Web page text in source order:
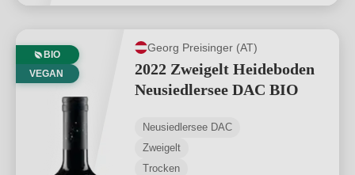
BIO
VEGAN
Georg Preisinger (AT)
2022 Zweigelt Heideboden
Neusiedlersee DAC BIO
Neusiedlersee DAC
Zweigelt
Trocken